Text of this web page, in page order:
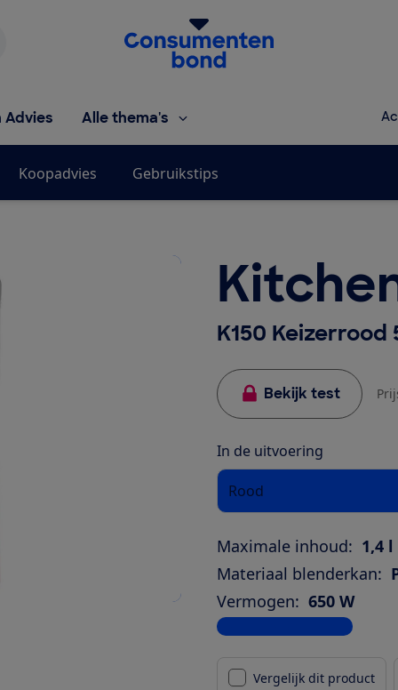
Homepage van de Consumentenbond
Advies Alle thema's
Koopadvies Gebruikstips
K150 Keizerrood
Bekijk test
In de uitvoering
Rood
Maximale inhoud: 1,4 l
Materiaal blenderkan:
Vermogen: 650 W
Bekijk alle specificaties
Vergelijk dit product